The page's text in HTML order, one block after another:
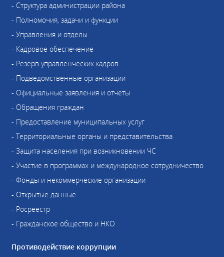
- Структура администрации района
- Полномочия, задачи и функции
- Управления и отделы
- Кадровое обеспечение
- Резерв управленческих кадров
- Подведомственные организации
- Официальные заявления и отчеты
- Обращения граждан
- Предоставление муниципальных услуг
- Территориальные органы и представительства
- Защита населения при возникновении ЧС
- Участие в программах и международное сотрудничество
- Фонды и некоммерческие организации
- Открытые данные
- Росреестр
- Гражданское общество и НКО
Противодействие коррупции